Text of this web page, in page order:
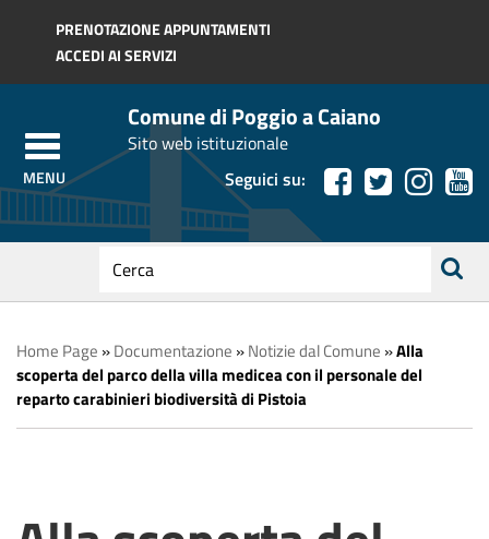
Regione Toscana
PRENOTAZIONE APPUNTAMENTI
ACCEDI AI SERVIZI
Comune di Poggio a Caiano
Sito web istituzionale
Seguici su:
testo
da
cercare
ricerca
Home Page »Documentazione »Notizie dal Comune »Alla
scoperta del parco della villa medicea con il personale del
reparto carabinieri biodiversità di Pistoia